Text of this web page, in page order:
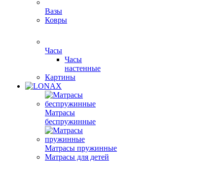
Вазы
Ковры
Часы
Часы
настенные
Картины
Матрасы
беспружинные
Матрасы пружинные
Матрасы для детей